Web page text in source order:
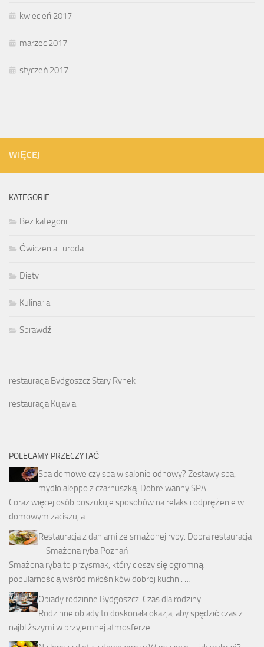
kwiecień 2017
marzec 2017
styczeń 2017
WIĘCEJ
KATEGORIE
Bez kategorii
Ćwiczenia i uroda
Diety
Kulinaria
Sprawdź
restauracja Bydgoszcz Stary Rynek
restauracja Kujavia
POLECAMY PRZECZYTAĆ
Spa domowe czy spa w salonie odnowy? Zestawy spa,
mydło aleppo z czarnuszką. Dobre wanny SPA
Coraz więcej osób poszukuje sposobów na relaks i odprężenie w
domowym zaciszu, a …
Restauracja z daniami ze smażonej ryby. Dobra restauracja
– Smażona ryba Poznań
Smażona ryba to przysmak, który cieszy się ogromną
popularnością wśród miłośników dobrej kuchni. …
Obiady rodzinne Bydgoszcz. Czas dla rodziny
Rodzinne obiady to doskonała okazja, aby spędzić czas z
najbliższymi w przyjemnej atmosferze. …